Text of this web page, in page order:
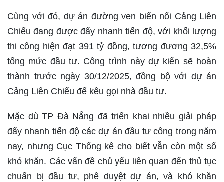
Cùng với đó, dự án đường ven biển nối Cảng Liên
Chiểu đang được đẩy nhanh tiến độ, với khối lượng
thi công hiện đạt 391 tỷ đồng, tương đương 32,5%
tổng mức đầu tư. Công trình này dự kiến sẽ hoàn
thành trước ngày 30/12/2025, đồng bộ với dự án
Cảng Liên Chiểu để kêu gọi nhà đầu tư.
Mặc dù TP Đà Nẵng đã triển khai nhiều giải pháp
đẩy nhanh tiến độ các dự án đầu tư công trong năm
nay, nhưng Cục Thống kê cho biết vẫn còn một số
khó khăn. Các vấn đề chủ yếu liên quan đến thủ tục
chuẩn bị đầu tư, phê duyệt dự án, và khó khăn